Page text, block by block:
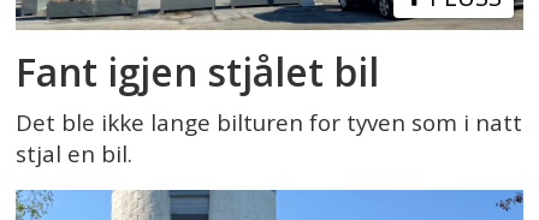
Fant igjen stjålet bil
Det ble ikke lange bilturen for tyven som i natt
stjal en bil.